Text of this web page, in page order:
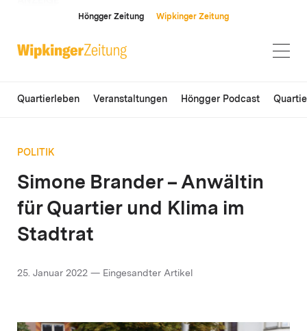
Höngger Zeitung Wipkinger Zeitung
Quartierleben Veranstaltungen Höngger Podcast
POLITIK
Simone Brander – Anwältin
für Quartier und Klima im
Stadtrat
25. Januar 2022 — Eingesandter Artikel